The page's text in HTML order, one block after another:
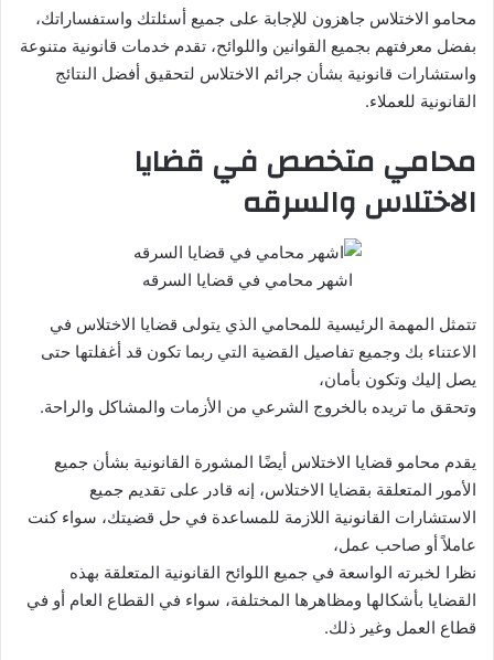
محامو الاختلاس جاهزون للإجابة على جميع أسئلتك واستفساراتك،
بفضل معرفتهم بجميع القوانين واللوائح، تقدم خدمات قانونية متنوعة
واستشارات قانونية بشأن جرائم الاختلاس لتحقيق أفضل النتائج
القانونية للعملاء.
محامي متخصص في قضايا
الاختلاس والسرقه
اشهر محامي في قضايا السرقه
تتمثل المهمة الرئيسية للمحامي الذي يتولى قضايا الاختلاس في
الاعتناء بك وجميع تفاصيل القضية التي ربما تكون قد أغفلتها حتى
يصل إليك وتكون بأمان،
وتحقق ما تريده بالخروج الشرعي من الأزمات والمشاكل والراحة.
يقدم محامو قضايا الاختلاس أيضًا المشورة القانونية بشأن جميع
الأمور المتعلقة بقضايا الاختلاس، إنه قادر على تقديم جميع
الاستشارات القانونية اللازمة للمساعدة في حل قضيتك، سواء كنت
عاملاً أو صاحب عمل،
نظرا لخبرته الواسعة في جميع اللوائح القانونية المتعلقة بهذه
القضايا بأشكالها ومظاهرها المختلفة، سواء في القطاع العام أو في
قطاع العمل وغير ذلك.